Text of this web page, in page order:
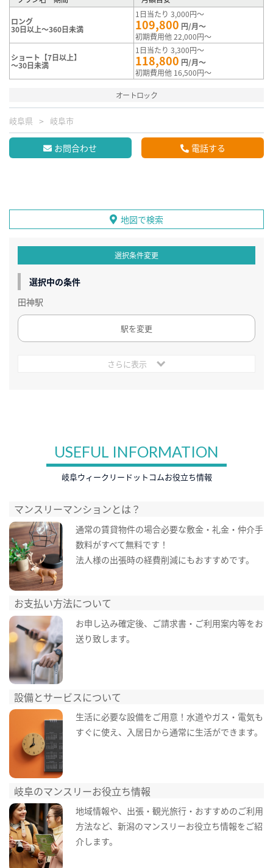
ロング
30日以上～360日未満
1日当たり 3,000円～
109,800 円/月～
初期費用他 22,000円～
ショート【7日以上】
～30日未満
1日当たり 3,300円～
118,800 円/月～
初期費用他 16,500円～
オートロック
岐阜県 岐阜市
お問合わせ 電話する
地図で検索
選択条件変更
選択中の条件
田神駅
駅を変更
さらに表示
USEFUL INFORMATION
岐阜ウィークリードットコムお役立ち情報
マンスリーマンションとは？
通常の賃貸物件の場合必要な敷金・礼金・仲介手
数料がすべて無料です！
法人様の出張時の経費削減にもおすすめです。
お支払い方法について
お申し込み確定後、ご請求書・ご利用案内等をお
送り致します。
設備とサービスについて
生活に必要な設備をご用意！水道やガス・電気も
すぐに使え、入居日から通常に生活ができます。
岐阜のマンスリーお役立ち情報
地域情報や、出張・観光旅行・おすすめのご利用
方法など、新潟のマンスリーお役立ち情報をご紹
介します。